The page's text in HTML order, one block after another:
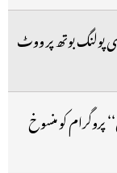
پولنگ بوتھ پر ووٹ
کو منسوخ